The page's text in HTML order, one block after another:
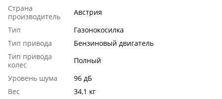
Страна
производитель
Австрия
Тип
Газонокосилка
Тип привода
Бензиновый двигатель
Тип привода
колес
Полный
Уровень шума
96 дБ
Вес
34,1 кг